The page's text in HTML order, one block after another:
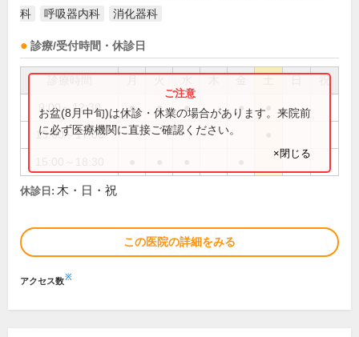
科
呼吸器内科 消化器科
診療/受付時間・休診日
祝
9:00～12:30 ● ● ● ●
15:00～17:00
お盆(8月中旬)は休診・休業の場合があります。来院前
に必ず医療機関に直接ご確認ください。
×閉じる
休診日: 木・日・祝
この医院の詳細をみる
アクセス数※